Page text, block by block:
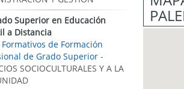
Superior en Educación
a Distancia
Formativos de Formación
de Grado Superior -
SOCIOCULTURALES Y A LA